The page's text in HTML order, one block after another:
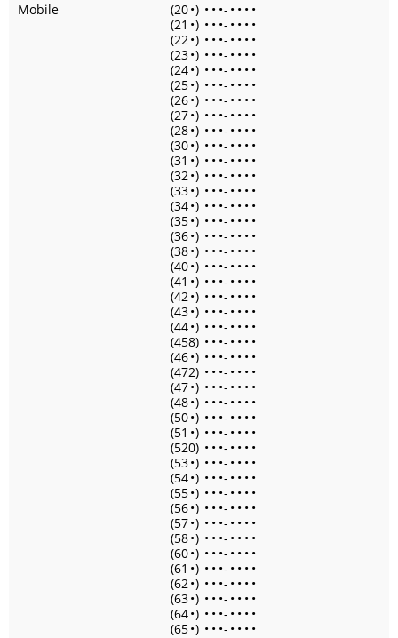
Mobile
(20•) • • •- • • • •
(21 •) • • •- • • • •
(22•) • • •- • • • •
(23•) • • •- • • • •
(24•) • • •- • • • •
(25•) • • •- • • • •
(26•) • • •- • • • •
(27•) • • •- • • • •
(28•) • • •- • • • •
(30•) • • •- • • • •
(31 •) • • •- • • • •
(32•) • • •- • • • •
(33•) • • •- • • • •
(34•) • • •- • • • •
(35•) • • •- • • • •
(36•) • • •- • • • •
(38•) • • •- • • • •
(40•) • • •- • • • •
(41 •) • • •- • • • •
(42•) • • •- • • • •
(43•) • • •- • • • •
(44•) • • •- • • • •
(458) • • •- • • • •
(46•) • • •- • • • •
(472) • • •- • • • •
(47•) • • •- • • • •
(48•) • • •- • • • •
(50•) • • •- • • • •
(51 •) • • •- • • • •
(520) • • •- • • • •
(53•) • • •- • • • •
(54•) • • •- • • • •
(55•) • • •- • • • •
(56•) • • •- • • • •
(57•) • • •- • • • •
(58•) • • •- • • • •
(60•) • • •- • • • •
(61 •) • • •- • • • •
(62•) • • •- • • • •
(63•) • • •- • • • •
(64•) • • •- • • • •
(65•) • • •- • • • •